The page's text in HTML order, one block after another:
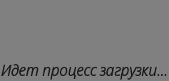
Идет процесс загрузки...